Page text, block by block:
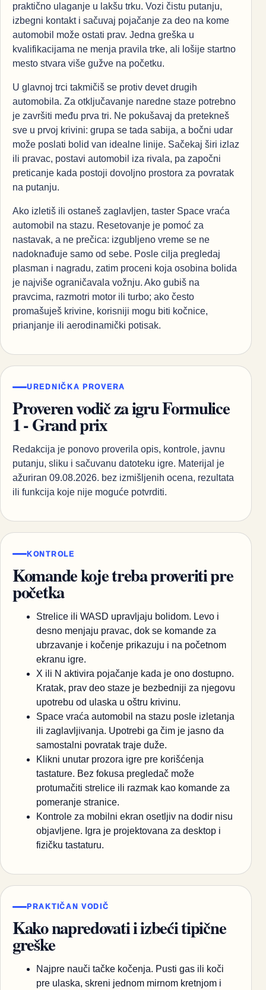
praktično ulaganje u lakšu trku. Vozi čistu putanju,
izbegni kontakt i sačuvaj pojačanje za deo na kome
automobil može ostati prav. Jedna greška u
kvalifikacijama ne menja pravila trke, ali lošije startno
mesto stvara više gužve na početku.
U glavnoj trci takmičiš se protiv devet drugih
automobila. Za otključavanje naredne staze potrebno
je završiti među prva tri. Ne pokušavaj da pretekneš
sve u prvoj krivini: grupa se tada sabija, a bočni udar
može poslati bolid van idealne linije. Sačekaj širi izlaz
ili pravac, postavi automobil iza rivala, pa započni
preticanje kada postoji dovoljno prostora za povratak
na putanju.
Ako izletiš ili ostaneš zaglavljen, taster Space vraća
automobil na stazu. Resetovanje je pomoć za
nastavak, a ne prečica: izgubljeno vreme se ne
nadoknađuje samo od sebe. Posle cilja pregledaj
plasman i nagradu, zatim proceni koja osobina bolida
je najviše ograničavala vožnju. Ako gubiš na
pravcima, razmotri motor ili turbo; ako često
promašuješ krivine, korisniji mogu biti kočnice,
prianjanje ili aerodinamički potisak.
UREDNIČKA PROVERA
Proveren vodič za igru Formulice
1 - Grand prix
Redakcija je ponovo proverila opis, kontrole, javnu
putanju, sliku i sačuvanu datoteku igre. Materijal je
ažuriran 09.08.2026. bez izmišljenih ocena, rezultata
ili funkcija koje nije moguće potvrditi.
KONTROLE
Komande koje treba proveriti pre
početka
Strelice ili WASD upravljaju bolidom. Levo i
desno menjaju pravac, dok se komande za
ubrzavanje i kočenje prikazuju i na početnom
ekranu igre.
X ili N aktivira pojačanje kada je ono dostupno.
Kratak, prav deo staze je bezbedniji za njegovu
upotrebu od ulaska u oštru krivinu.
Space vraća automobil na stazu posle izletanja
ili zaglavljivanja. Upotrebi ga čim je jasno da
samostalni povratak traje duže.
Klikni unutar prozora igre pre korišćenja
tastature. Bez fokusa pregledač može
protumačiti strelice ili razmak kao komande za
pomeranje stranice.
Kontrole za mobilni ekran osetljiv na dodir nisu
objavljene. Igra je projektovana za desktop i
fizičku tastaturu.
PRAKTIČAN VODIČ
Kako napredovati i izbeći tipične
greške
Najpre nauči tačke kočenja. Pusti gas ili koči
pre ulaska, skreni jednom mirnom kretnjom i